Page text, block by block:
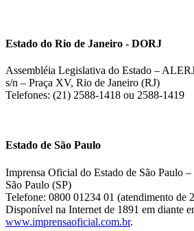
Estado do Rio de Janeiro - DORJ
Assembléia Legislativa do Estado –
s/n – Praça XV, Rio de Janeiro (RJ)
Telefones: (21) 2588-1418 ou 2588-1419
Estado de São Paulo
Imprensa Oficial do Estado de São Paulo
São Paulo (SP)
Telefone: 0800 01234 01 (atendimento de
Disponível na Internet de 1891 em diante
www.imprensaoficial.com.br.